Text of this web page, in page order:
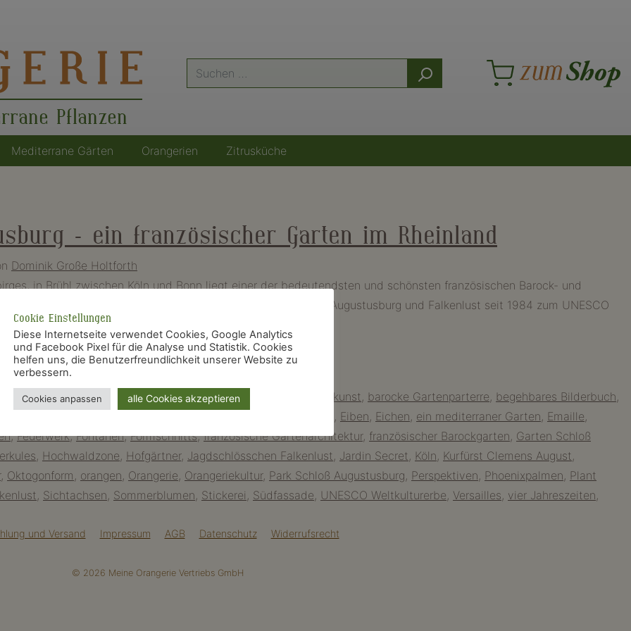
Pflanzen
Suche
nach:
Mediterrane Gärten Orangerien Zitrusküche
– ein französischer Garten im Rheinland
Dominik Große Holtforth
in Brühl zwischen Köln und Bonn liegt einer der bedeutendsten und schönsten französischen Barock- und
Augustusburg in Brühl, der gemeinsam mit den Schlössern Augustusburg und Falkenlust seit 1984 zum UNESCO
[…]
,Allee,Äpfel der Hesperiden,ars topiaria barocke Gartenkunst, barocke Gartenparterre, begehbares Bilderbuch,
, Eiben, Eichen, ein mediterraner Garten, Emaille,
,Feuerwerk,Fontänen,Formschnitts,französische Gartenarchitektur, französischer Barockgarten, Garten Schloß
, Hochwaldzone, Hofgärtner, Jagdschlösschen Falkenlust, Jardin Secret, Köln, Kurfürst Clemens August,
, Oktogonform , orangen, Orangerie, Orangeriekultur, Park Schloß Augustusburg, Perspektiven, Phoenixpalmen, Plant
, Sichtachsen, Sommerblumen, Stickerei , Südfassade, UNESCO Weltkulturerbe, Versailles, vier Jahreszeiten,
und Versand Impressum AGB Datenschutz Widerrufsrecht
© 2026 Meine Orangerie Vertriebs GmbH
Cookie Einstellungen
Diese Internetseite verwendet Cookies, Google Analytics
und Facebook Pixel für die Analyse und Statistik. Cookies
helfen uns, die Benutzerfreundlichkeit unserer Website zu
verbessern.
Cookies anpassen alle Cookies akzeptieren